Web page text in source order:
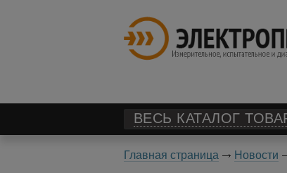
ВЕСЬ КАТАЛОГ
Главная страница Новости